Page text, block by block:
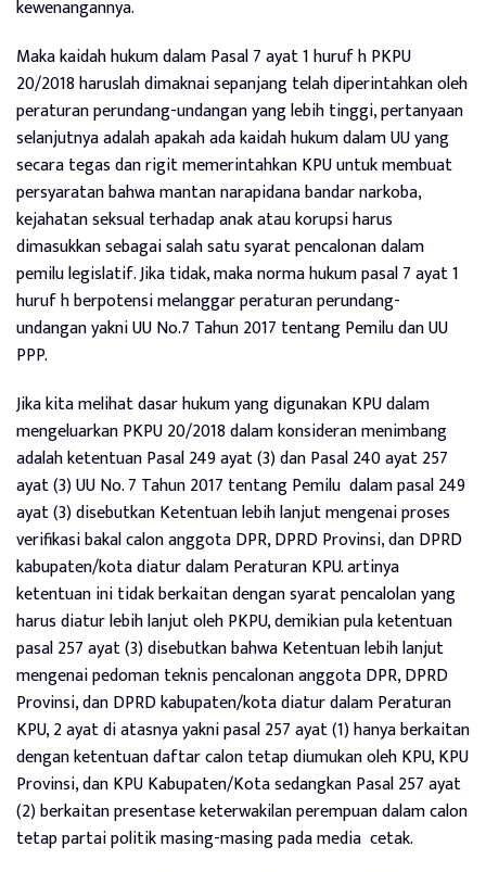
kewenangannya.
Maka kaidah hukum dalam Pasal 7 ayat 1 huruf h PKPU
20/2018 haruslah dimaknai sepanjang telah diperintahkan oleh
peraturan perundang-undangan yang lebih tinggi, pertanyaan
selanjutnya adalah apakah ada kaidah hukum dalam UU yang
secara tegas dan rigit memerintahkan KPU untuk membuat
persyaratan bahwa mantan narapidana bandar narkoba,
kejahatan seksual terhadap anak atau korupsi harus
dimasukkan sebagai salah satu syarat pencalonan dalam
pemilu legislatif. Jika tidak, maka norma hukum pasal 7 ayat 1
huruf h berpotensi melanggar peraturan perundang-
undangan yakni UU No.7 Tahun 2017 tentang Pemilu dan UU
PPP.
Jika kita melihat dasar hukum yang digunakan KPU dalam
mengeluarkan PKPU 20/2018 dalam konsideran menimbang
adalah ketentuan Pasal 249 ayat (3) dan Pasal 240 ayat 257
ayat (3) UU No. 7 Tahun 2017 tentang Pemilu dalam pasal 249
ayat (3) disebutkan Ketentuan lebih lanjut mengenai proses
verifikasi bakal calon anggota DPR, DPRD Provinsi, dan DPRD
kabupaten/kota diatur dalam Peraturan KPU. artinya
ketentuan ini tidak berkaitan dengan syarat pencalolan yang
harus diatur lebih lanjut oleh PKPU, demikian pula ketentuan
pasal 257 ayat (3) disebutkan bahwa Ketentuan lebih lanjut
mengenai pedoman teknis pencalonan anggota DPR, DPRD
Provinsi, dan DPRD kabupaten/kota diatur dalam Peraturan
KPU, 2 ayat di atasnya yakni pasal 257 ayat (1) hanya berkaitan
dengan ketentuan daftar calon tetap diumukan oleh KPU, KPU
Provinsi, dan KPU Kabupaten/Kota sedangkan Pasal 257 ayat
(2) berkaitan presentase keterwakilan perempuan dalam calon
tetap partai politik masing-masing pada media cetak.